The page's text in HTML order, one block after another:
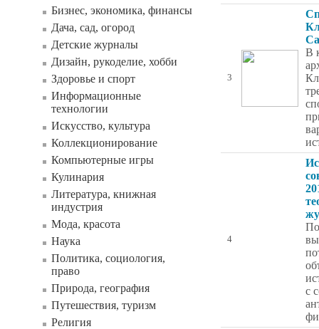
Бизнес, экономика, финансы
Дача, сад, огород
Детские журналы
Дизайн, рукоделие, хобби
Здоровье и спорт
Информационные
технологии
Искусство, культура
Коллекционирование
Компьютерные игры
Кулинария
Литература, книжная
индустрия
Мода, красота
Наука
Политика, социология,
право
Природа, география
Путешествия, туризм
Религия
3
В
4
с